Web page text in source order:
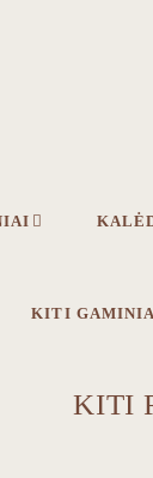
KITI
KITI